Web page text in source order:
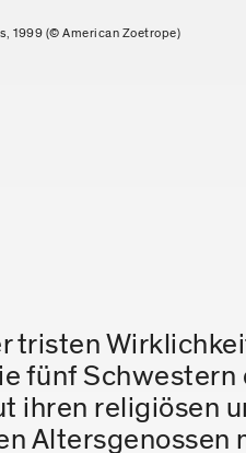
1999 (© American Zoetrope)
tristen
fünf
ihren religiösen
Altersgenossen